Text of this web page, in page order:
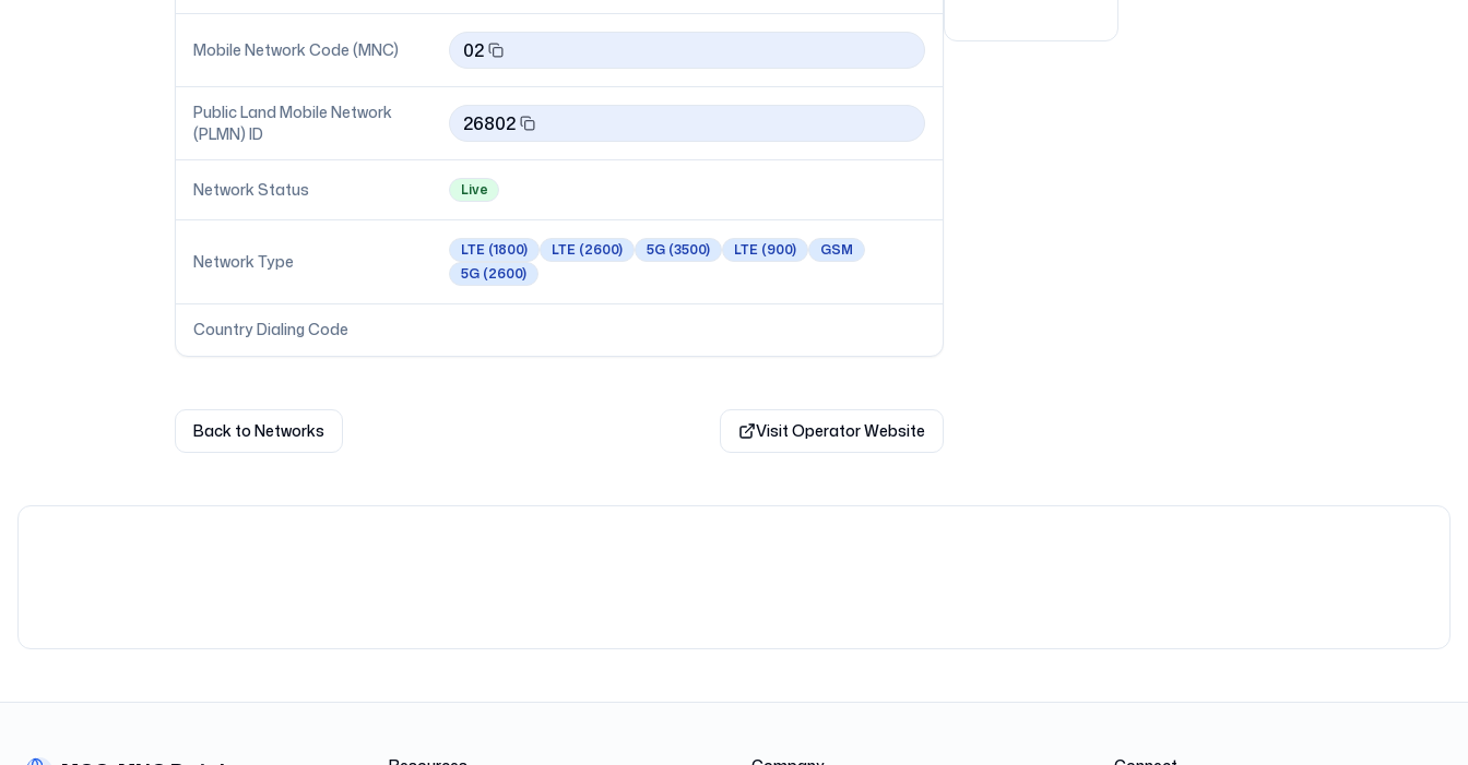
Mobile Network Code (MNC) 02
Public Land Mobile Network
(PLMN) ID
26802
Network Status Live
Network Type
LTE (1800) LTE (2600) 5G (3500) LTE (900)
GSM
5G (2600)
Country Dialing Code
Back to Networks Visit Operator Website